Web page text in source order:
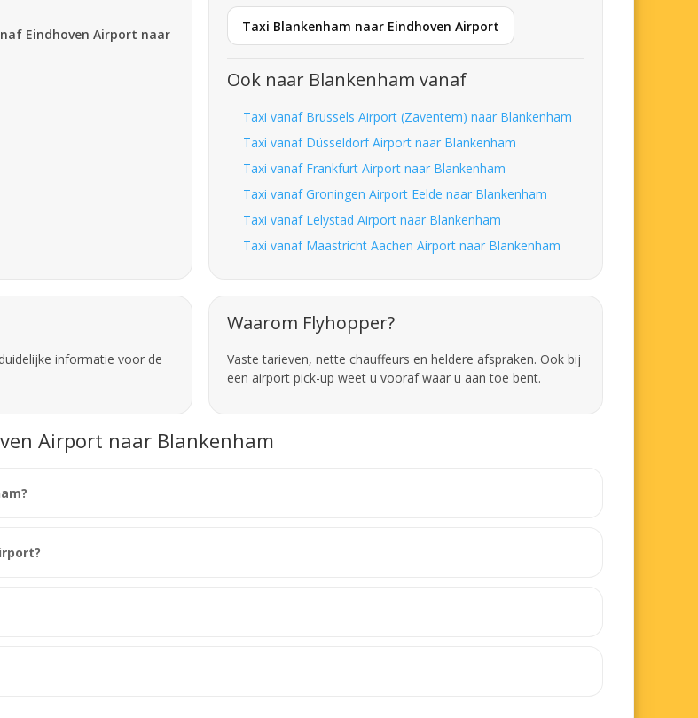
Eindhoven Airport naar
Taxi Blankenham naar Eindhoven Airport
Ook naar Blankenham vanaf
Taxi vanaf Brussels Airport (Zaventem) naar Blankenham
Taxi vanaf Düsseldorf Airport naar Blankenham
Taxi vanaf Frankfurt Airport naar Blankenham
Taxi vanaf Groningen Airport Eelde naar Blankenham
Taxi vanaf Lelystad Airport naar Blankenham
Taxi vanaf Maastricht Aachen Airport naar Blankenham
informatie voor de
Waarom Flyhopper?
Vaste tarieven, nette chauffeurs en heldere afspraken. Ook bij
een airport pick-up weet u vooraf waar u aan toe bent.
Airport naar Blankenham